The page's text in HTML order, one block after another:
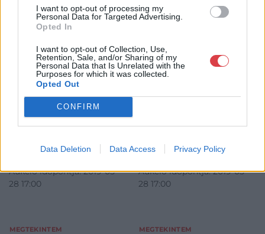
I want to opt-out of processing my
Personal Data for Targeted Advertising.
Opted In
I want to opt-out of Collection, Use,
Retention, Sale, and/or Sharing of my
Personal Data that Is Unrelated with the
Purposes for which it was collected.
Opted Out
CONFIRM
Data Deletion Data Access Privacy Policy
FESTMÉNY, GRAFIKA
13. tétel:
Itáliai festő, 17. sz.:
Mózes visszatér a
törvénytáblákkal
olaj, vászon, 60*82 cm, j.n.,
sérült, faragott, aranyozott
Kikiáltási ár:320 000Ft
243. Régi mesterek, 19.
Aukció időpontja: 2019-05-
28 17:00
MEGTEKINTEM
FESTMÉNY, GRAFIKA
14. tétel:
Evangélista szent
243. Régi mesterek, 19.
Aukció időpontja: 2019-05-
28 17:00
MEGTEKINTEM